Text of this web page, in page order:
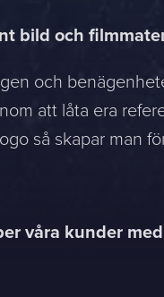
bild och
och
att låta era
så skapar man
våra kunder